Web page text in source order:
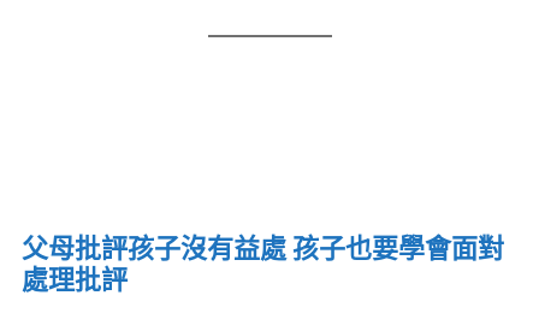
父母批評孩子沒有益處 孩子也要學會面對
處理批評